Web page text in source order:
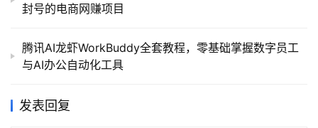
封号的电商网赚项目
腾讯AI龙虾WorkBuddy全套教程，零基础掌握数字员工
与AI办公自动化工具
发表回复